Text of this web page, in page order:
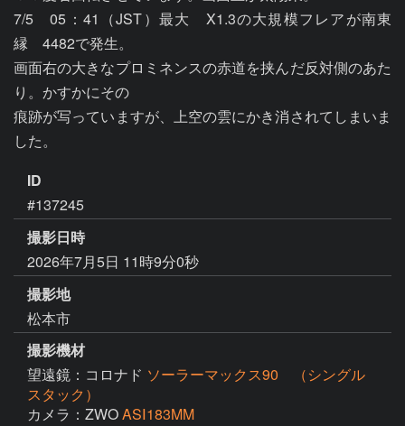
7/5　05：41（JST）最大　X1.3の大規模フレアが南東
縁　4482で発生。
画面右の大きなプロミネンスの赤道を挟んだ反対側のあた
り。かすかにその
痕跡が写っていますが、上空の雲にかき消されてしまいま
した。
ID
#137245
撮影日時
2026年7月5日 11時9分0秒
撮影地
松本市
撮影機材
望遠鏡：コロナド ソーラーマックス90 （シングル
スタック）
カメラ：ZWOASⅠ183MM